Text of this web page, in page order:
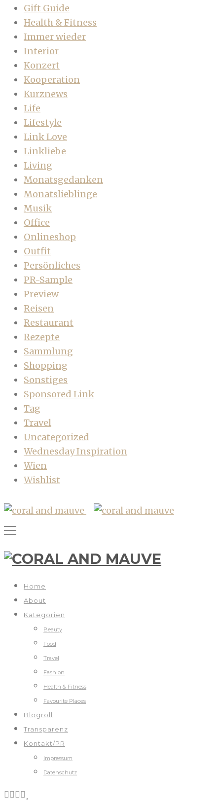
Gift Guide
Health & Fitness
Immer wieder
Interior
Konzert
Kooperation
Kurznews
Life
Lifestyle
Link Love
Linkliebe
Living
Monatsgedanken
Monatslieblinge
Musik
Office
Onlineshop
Outfit
Persönliches
PR-Sample
Preview
Reisen
Restaurant
Rezepte
Sammlung
Shopping
Sonstiges
Sponsored Link
Tag
Travel
Uncategorized
Wednesday Inspiration
Wien
Wishlist
Home
About
Kategorien
Beauty
Food
Travel
Fashion
Health & Fitness
Favourite Places
Blogroll
Transparenz
Kontakt/PR
Impressum
Datenschutz